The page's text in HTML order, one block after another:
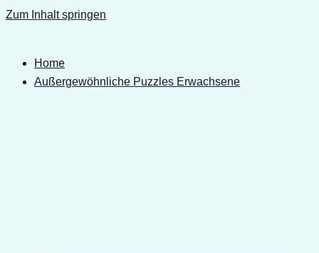
Zum Inhalt springen
Home
Außergewöhnliche Puzzles Erwachsene